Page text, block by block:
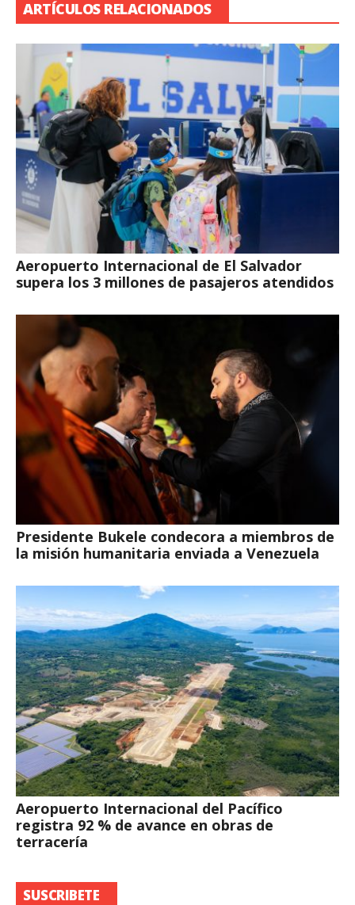
ARTÍCULOS RELACIONADOS
Aeropuerto Internacional de El Salvador
supera los 3 millones de pasajeros atendidos
Presidente Bukele condecora a miembros de
la misión humanitaria enviada a Venezuela
Aeropuerto Internacional del Pacífico
registra 92 % de avance en obras de
terracería
SUSCRIBETE